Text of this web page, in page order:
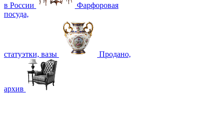
в России
Фарфоровая
посуда,
статуэтки, вазы Продано,
архив